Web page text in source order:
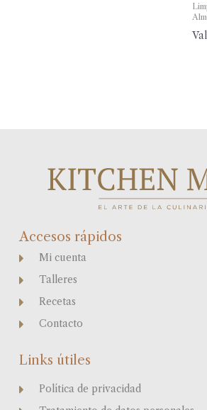
Accesos rápidos
Mi cuenta
Talleres
Recetas
Contacto
Links útiles
Política de privacidad